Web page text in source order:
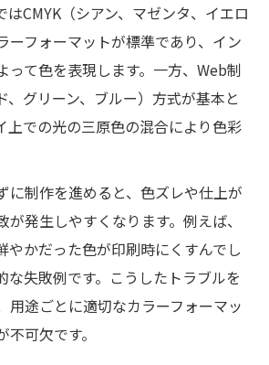
はCMYK（シアン、マゼンタ、イエロ
ーフォーマットが標準であり、イン
って色を表現します。一方、Web制
、グリーン、ブルー）方式が基本と
上での光の三原色の混合により色彩
に制作を進めると、色ズレや仕上が
が発生しやすくなります。例えば、
やかだった色が印刷時にくすんでし
な失敗例です。こうしたトラブルを
用途ごとに適切なカラーフォーマッ
可欠です。